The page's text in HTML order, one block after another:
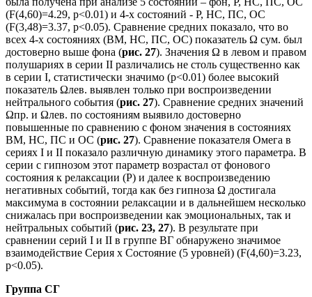
(F(4,60)=4.29, p<0.01) и 4-х состояний - Р, НС, ПС, ОС
(F(3,48)=3.37, p<0.05). Сравнение средних показало, что во
всех 4-х состояниях (ВМ, НС, ПС, ОС) показатель Ω сум. был
достоверно выше фона (рис. 27). Значения Ω в левом и правом
полушариях в серии II различались не столь существенно как
в серии I, статистически значимо (p<0.01) более высокий
показатель Ωлев. выявлен только при воспроизведении
нейтрального события (рис. 27). Сравнение средних значений
Ωпр. и Ωлев. по состояниям выявило достоверно
повышенные по сравнению с фоном значения в состояниях
ВМ, НС, ПС и ОС (рис. 27). Сравнение показателя Омега в
сериях I и II показало различную динамику этого параметра. В
серии с гипнозом этот параметр возрастал от фонового
состояния к релаксации (Р) и далее к воспроизведению
негативных событий, тогда как без гипноза Ω достигала
максимума в состоянии релаксации и в дальнейшем несколько
снижалась при воспроизведении как эмоциональных, так и
нейтральных событий (рис. 23, 27). В результате при
сравнении серий I и II в группе ВГ обнаружено значимое
взаимодействие Серия x Состояние (5 уровней) (F(4,60)=3.23,
p<0.05).
Группа СГ